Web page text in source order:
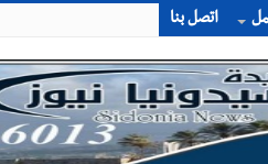
اتصل بنا